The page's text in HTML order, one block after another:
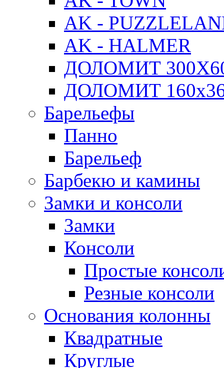
AK -
AK - HALMER
ДОЛОМИТ
ДОЛОМИТ
Барельефы
Панно
Барельеф
Барбекю и камины
Замки и консоли
Замки
Консоли
Простые
Резные консоли
Основания колонны
Квадратные
Круглые